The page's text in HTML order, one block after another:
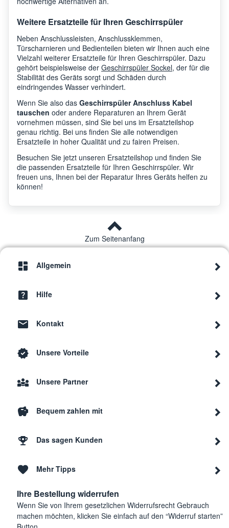
Weitere Ersatzteile für Ihren Geschirrspüler
Neben Anschlussleisten, Anschlussklemmen,
Türscharnieren und Bedienteilen bieten wir Ihnen auch eine
Vielzahl weiterer Ersatzteile für Ihren Geschirrspüler. Dazu
gehört beispielsweise der Geschirrspüler Sockel, der für die
Stabilität des Geräts sorgt und Schäden durch
eindringendes Wasser verhindert.
Wenn Sie also das Geschirrspüler Anschluss Kabel
tauschen oder andere Reparaturen an Ihrem Gerät
vornehmen müssen, sind Sie bei uns im Ersatzteilshop
genau richtig. Bei uns finden Sie alle notwendigen
Ersatzteile in hoher Qualität und zu fairen Preisen.
Besuchen Sie jetzt unseren Ersatzteilshop und finden Sie
die passenden Ersatzteile für Ihren Geschirrspüler. Wir
freuen uns, Ihnen bei der Reparatur Ihres Geräts helfen zu
können!
Zum Seitenanfang
Allgemein
Hilfe
Kontakt
Unsere Vorteile
Unsere Partner
Bequem zahlen mit
Das sagen Kunden
Mehr Tipps
Ihre Bestellung widerrufen
Wenn Sie von Ihrem gesetzlichen Widerrufsrecht Gebrauch
machen möchten, klicken Sie einfach auf den “Widerruf starten”